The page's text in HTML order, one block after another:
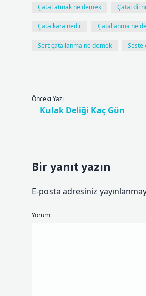
Çatal atmak ne demek Çatal dil
Çatalkara nedir Çatallanma ne
Sert çatallanma ne demek Seste
Önceki Yazı
Kulak Deliği Kaç Gün
Bir yanıt yazın
E-posta adresiniz
Yorum